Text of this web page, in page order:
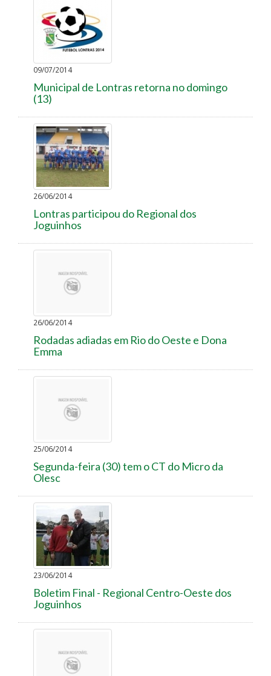
09/07/2014
Municipal de Lontras retorna no domingo
(13)
26/06/2014
Lontras participou do Regional dos
Joguinhos
26/06/2014
Rodadas adiadas em Rio do Oeste e Dona
Emma
25/06/2014
Segunda-feira (30) tem o CT do Micro da
Olesc
23/06/2014
Boletim Final - Regional Centro-Oeste dos
Joguinhos